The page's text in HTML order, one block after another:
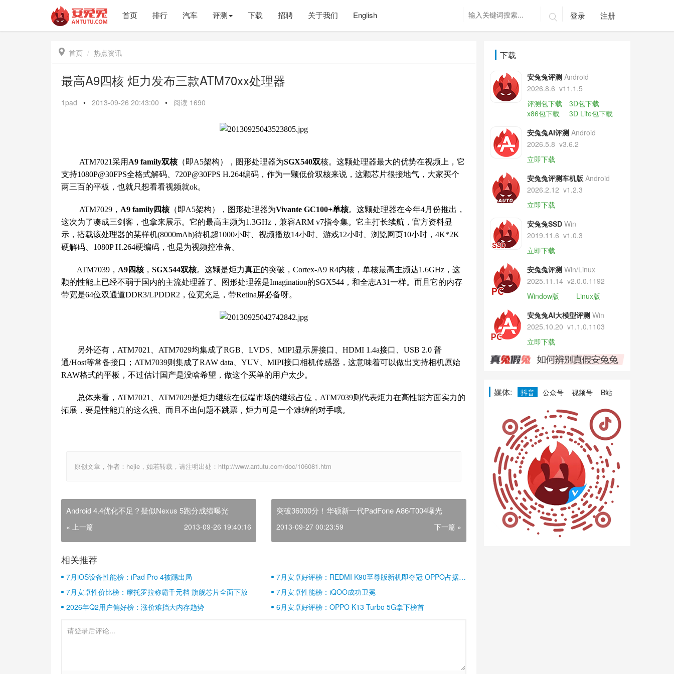
首页 排行 汽车 评测 下载 招聘 关于我们 English  登录 注册
 首页 热点资讯
最高A9四核 炬力发布三款ATM70xx处理器
1pad • 2013-09-26 20:43:00 • 阅读 1690
ATM7021采用 A9 family双核（即A5架构），图形处理器为SGX540双核。这颗处理器最大的优势在视频上，它
支持1080P@30FPS全格式解码、720P@30FPS H.264编码，作为一颗低价双核来说，这颗芯片很接地气，大家买个
两三百的平板，也就只想看看视频就ok。
ATM7029， A9 family四核（即A5架构），图形处理器为Vivante GC100+单核。这颗处理器在今年4月份推出，
这次为了凑成三剑客，也拿来展示。它的最高主频为1.3GHz，兼容ARM v7指令集。它主打长续航，官方资料显
示，搭载该处理器的某样机(8000mAh)待机超1000小时、视频播放14小时、游戏12小时、浏览网页10小时，4K*2K
硬解码、1080P H.264硬编码，也是为视频控准备。
ATM7039， A9四核， SGX544双核。这颗是炬力真正的突破，Cortex-A9 R4内核，单核最高主频达1.6GHz，这
颗的性能上已经不弱于国内的主流处理器了。图形处理器是Imagination的SGX544，和全志A31一样。而且它的内存
带宽是64位双通道DDR3/LPDDR2，位宽充足，带Retina屏必备呀。
另外还有，ATM7021、ATM7029均集成了RGB、LVDS、MIPI显示屏接口、HDMI 1.4a接口、USB 2.0 普
通/Host等常备接口；ATM7039则集成了RAW data、YUV、MIPI接口相机传感器，这意味着可以做出支持相机原始
RAW格式的平板，不过估计国产是没啥希望，做这个买单的用户太少。
总体来看，ATM7021、ATM7029是炬力继续在低端市场的继续占位，ATM7039则代表炬力在高性能方面实力的
拓展，要是性能真的这么强、而且不出问题不跳票，炬力可是一个难缠的对手哦。
原创文章，作者：hejie，如若转载，请注明出处：http://www.antutu.com/doc/106081.htm
Android 4.4优化不足？疑似Nexus 5跑分成绩曝光
« 上一篇 2013-09-26 19:40:16
突破36000分！华硕新一代PadFone A86/T004曝光
2013-09-27 00:23:59 下一篇 »
相关推荐
7月iOS设备性能榜：iPad Pro 4被踢出局
7月安卓好评榜：REDMI K90至尊版新机即夺冠 OPPO占据半
壁江山
7月安卓性价比榜：摩托罗拉称霸千元档 旗舰芯片全面下放
7月安卓性能榜：iQOO成功卫冕
2026年Q2用户偏好榜：涨价难挡大内存趋势
6月安卓好评榜：OPPO K13 Turbo 5G拿下榜首
下载
安兔兔评测 Android
2026.8.6 v11.1.5
评测包下载
3D包下载
x86包下载
3D Lite包下载
安兔兔AI评测 Android
2026.5.8 v3.6.2
立即下载
安兔兔评测车机版 Android
2026.2.12 v1.2.3
立即下载
安兔兔SSD Win
2019.11.6 v1.0.3
立即下载
安兔兔评测 Win/Linux
2025.11.14 v2.0.0.1192
Window版
Linux版
安兔兔AI大模型评测 Win
2025.10.20 v1.1.0.1103
立即下载
媒体: 抖音 公众号 视频号 B站